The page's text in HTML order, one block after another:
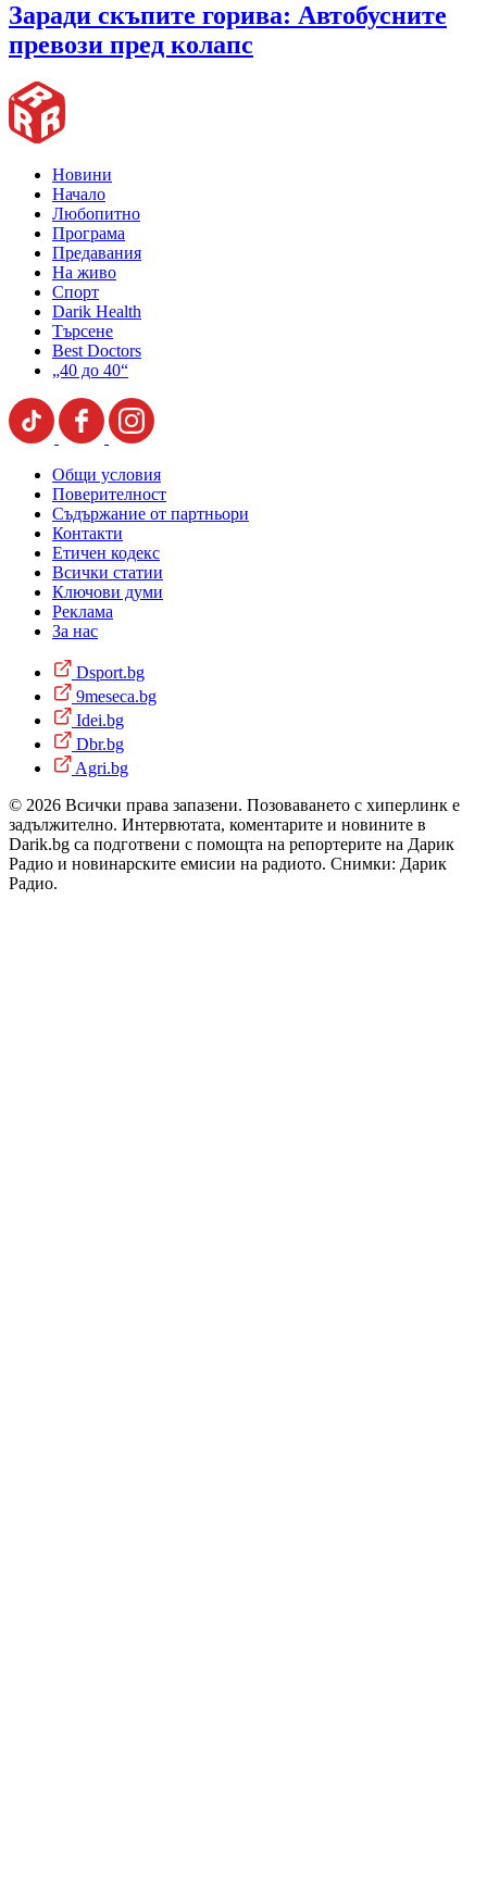
Заради скъпите горива: Автобусните
превози пред колапс
Новини
Начало
Любопитно
Програма
Предавания
На живо
Спорт
Darik Health
Търсене
Best Doctors
„40 до 40“
Общи условия
Поверителност
Съдържание от партньори
Контакти
Етичен кодекс
Всички статии
Ключови думи
Реклама
За нас
Dsport.bg
9meseca.bg
Idei.bg
Dbr.bg
Agri.bg
© 2026 Всички права запазени. Позоваването с хиперлинк е
задължително. Интервютата, коментарите и новините в
Darik.bg са подготвени с помощта на репортерите на Дарик
Радио и новинарските емисии на радиото. Снимки: Дарик
Радио.